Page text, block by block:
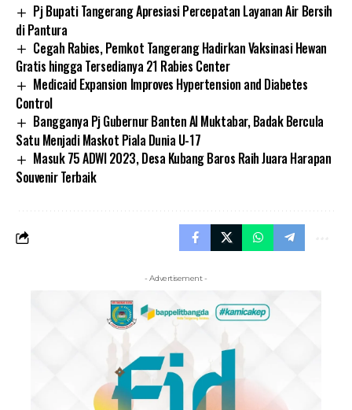
Pj Bupati Tangerang Apresiasi Percepatan Layanan Air Bersih
di Pantura
Cegah Rabies, Pemkot Tangerang Hadirkan Vaksinasi Hewan
Gratis hingga Tersedianya 21 Rabies Center
Medicaid Expansion Improves Hypertension and Diabetes
Control
Bangganya Pj Gubernur Banten Al Muktabar, Badak Bercula
Satu Menjadi Maskot Piala Dunia U-17
Masuk 75 ADWI 2023, Desa Kubang Baros Raih Juara Harapan
Souvenir Terbaik
- Advertisement -